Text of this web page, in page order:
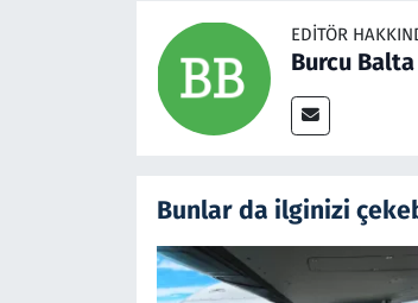
EDITÖR
Burcu Balta
Bunlar da ilginizi